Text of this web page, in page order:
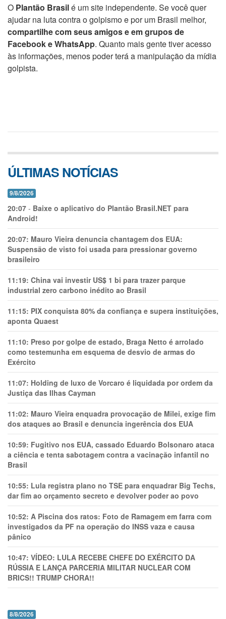
O Plantão Brasilé um site independente. Se você quer
ajudar na luta contra o golpismo e por um Brasil melhor,
compartilhe com seus amigos e em grupos de
Facebook e WhatsApp. Quanto mais gente tiver acesso
às informações, menos poder terá a manipulação da mídia
golpista.
ÚLTIMAS NOTÍCIAS
9/8/2026
20:07 - Baixe o aplicativo do Plantão Brasil.NET para
Android!
20:07: Mauro Vieira denuncia chantagem dos EUA:
Suspensão de visto foi usada para pressionar governo
brasileiro
11:19: China vai investir US$ 1 bi para trazer parque
industrial zero carbono inédito ao Brasil
11:15: PIX conquista 80% da confiança e supera instituições,
aponta Quaest
11:10: Preso por golpe de estado, Braga Netto é arrolado
como testemunha em esquema de desvio de armas do
Exército
11:07: Holding de luxo de Vorcaro é liquidada por ordem da
Justiça das Ilhas Cayman
11:02: Mauro Vieira enquadra provocação de Milei, exige fim
dos ataques ao Brasil e denuncia ingerência dos EUA
10:59: Fugitivo nos EUA, cassado Eduardo Bolsonaro ataca
a ciência e tenta sabotagem contra a vacinação infantil no
Brasil
10:55: Lula registra plano no TSE para enquadrar Big Techs,
dar fim ao orçamento secreto e devolver poder ao povo
10:52: A Piscina dos ratos: Foto de Ramagem em farra com
investigados da PF na operação do INSS vaza e causa
pânico
10:47: VÍDEO: LULA RECEBE CHEFE DO EXÉRCITO DA
RÚSSIA E LANÇA PARCERIA MILITAR NUCLEAR COM
BRICS!! TRUMP CHORA!!
8/8/2026